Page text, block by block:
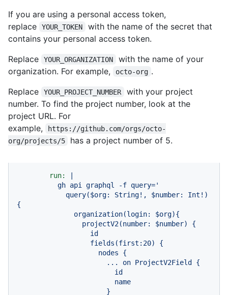
If you are using a personal access token,
replace
YOUR_TOKEN
with the name of the secret that
contains your personal access token.
Replace
YOUR_ORGANIZATION
with the name of your
organization. For example,
octo-org .
Replace
YOUR_PROJECT_NUMBER
with your project
number. To find the project number, look at the
project URL. For
example,
https://github.com/orgs/octo-
org/projects/5
has a project number of 5.
run:
|
{